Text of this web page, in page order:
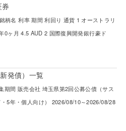
柄名 利率 期間 利回り 通貨 1 オーストラリ
0ヶ月 4.5 AUD 2 国際復興開発銀行豪ド
発債）一覧
期間 販売会社 埼玉県第2回公募公債（サス
5年・個人向け） 2026/08/10～2026/08/28